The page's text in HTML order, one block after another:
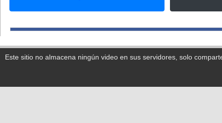
Este sitio no almacena ningún video en sus servidores, solo